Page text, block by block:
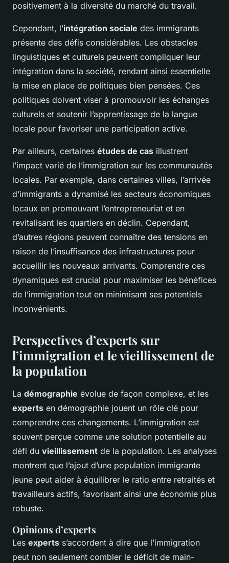
positivement à la diversité du marché du travail.
Cependant, l’intégration sociale des immigrants
présente des défis considérables. Les obstacles
linguistiques et culturels peuvent compliquer leur
intégration dans la société, rendant ainsi essentielle
la mise en place de politiques bien pensées. Ces
politiques doivent viser à promouvoir les échanges
culturels et soutenir l’apprentissage de la langue
locale pour favoriser une participation active.
Par ailleurs, certaines études de cas illustrent
l’impact varié de l’immigration sur les communautés
locales. Par exemple, dans certaines villes, l’arrivée
d’immigrants a dynamisé les secteurs économiques
locaux en promouvant l’entrepreneuriat et en
revitalisant les quartiers en déclin. Cependant,
d’autres régions peuvent connaître des tensions en
raison de l’insuffisance des infrastructures pour
accueillir les nouveaux arrivants. Comprendre ces
dynamiques est crucial pour maximiser les bénéfices
de l’immigration tout en minimisant ses potentiels
inconvénients.
Perspectives d’experts sur
l’immigration et le vieillissement de
la population
La démographie évolue de façon complexe, et les
experts en démographie jouent un rôle clé pour
comprendre ces changements. L’immigration est
souvent perçue comme une solution potentielle au
défi du vieillissement de la population. Les analyses
montrent que l’ajout d’une population immigrante
jeune peut aider à équilibrer le ratio entre retraités et
travailleurs actifs, favorisant ainsi une économie plus
robuste.
Opinions d’experts
Les experts s’accordent à dire que l’immigration
peut non seulement combler le déficit de main-